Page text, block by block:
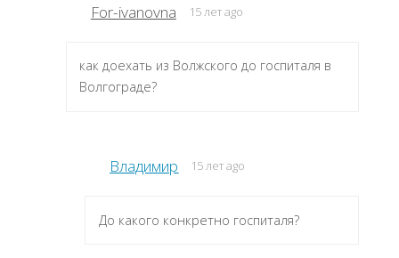
For-ivanovna 15 лет ago
как доехать из Волжского до госпиталя в
Волгограде?
Владимир 15 лет ago
До какого конкретно госпиталя?